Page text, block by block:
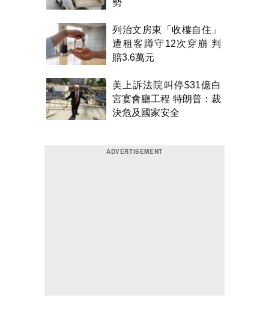
勢
列治文房東「收樓自住」
遭租客蹲守12次穿崩 判
賠3.6萬元
美上訴法院叫停$31億白
宮宴會廳工程 特朗普：裁
決危及國家安全